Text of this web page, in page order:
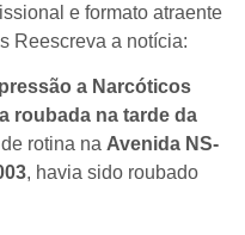
e formato atraente
Reescreva a notícia:
a Narcóticos
roubada na tarde da
rotina na Avenida NS-
, havia sido roubado